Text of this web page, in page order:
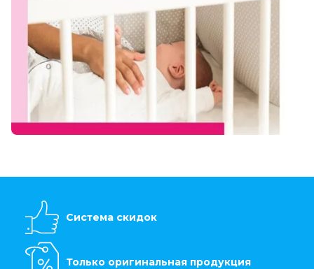
Система скидок
Только оригинальная продукция